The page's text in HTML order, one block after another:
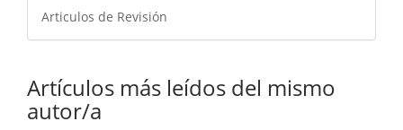
Articulos de Revisión
Artículos más leídos del mismo
autor/a